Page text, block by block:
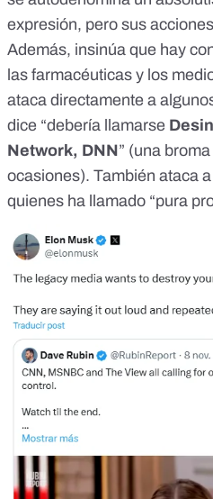
expresión, pero sus
Además, insinúa que hay
las farmacéuticas y los
ataca directamente a
dice “debería llamarse
Network, DNN” (una
ocasiones). También ataca
quienes ha llamado “pura